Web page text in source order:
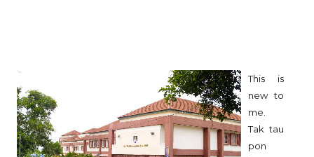
This is
new to
me.
Tak tau
pon